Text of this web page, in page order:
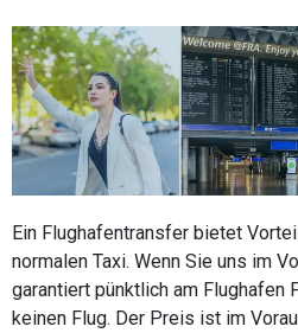
Ein Flughafentransfer bietet
normalen Taxi. Wenn Sie uns im
garantiert pünktlich am Flughafen
keinen Flug. Der Preis ist im